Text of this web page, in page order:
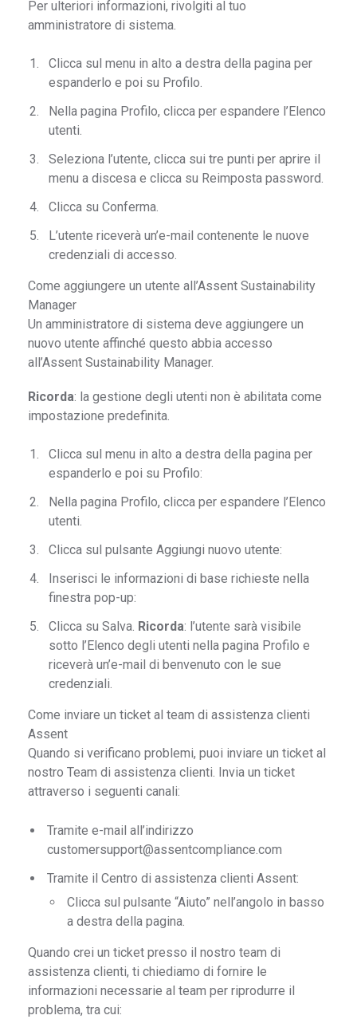
Per ulteriori informazioni, rivolgiti al tuo
amministratore di sistema.
Clicca sul menu in alto a destra della pagina per
espanderlo e poi su Profilo.
Nella pagina Profilo, clicca per espandere l’Elenco
utenti.
Seleziona l’utente, clicca sui tre punti per aprire il
menu a discesa e clicca su Reimposta password.
Clicca su Conferma.
L’utente riceverà un’e-mail contenente le nuove
credenziali di accesso.
Come aggiungere un utente all’Assent Sustainability
Manager
Un amministratore di sistema deve aggiungere un
nuovo utente affinché questo abbia accesso
all’Assent Sustainability Manager.
Ricorda: la gestione degli utenti non è abilitata come
impostazione predefinita.
Clicca sul menu in alto a destra della pagina per
espanderlo e poi su Profilo:
Nella pagina Profilo, clicca per espandere l’Elenco
utenti.
Clicca sul pulsante Aggiungi nuovo utente:
Inserisci le informazioni di base richieste nella
finestra pop-up:
Clicca su Salva. Ricorda: l’utente sarà visibile
sotto l’Elenco degli utenti nella pagina Profilo e
riceverà un’e-mail di benvenuto con le sue
credenziali.
Come inviare un ticket al team di assistenza clienti
Assent
Quando si verificano problemi, puoi inviare un ticket al
nostro Team di assistenza clienti. Invia un ticket
attraverso i seguenti canali:
Tramite e-mail all’indirizzo
customersupport@assentcompliance.com
Tramite il Centro di assistenza clienti Assent:
Clicca sul pulsante “Aiuto” nell’angolo in basso
a destra della pagina.
Quando crei un ticket presso il nostro team di
assistenza clienti, ti chiediamo di fornire le
informazioni necessarie al team per riprodurre il
problema, tra cui: